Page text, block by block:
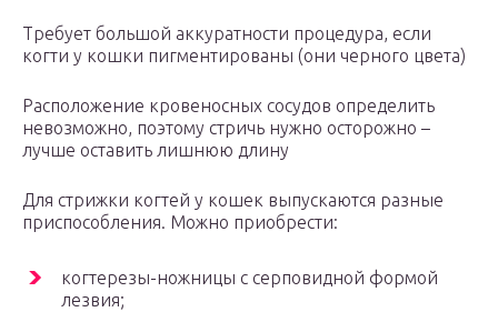
Требует большой аккуратности процедура, если
когти у кошки пигментированы (они черного цвета)
Расположение кровеносных сосудов определить
невозможно, поэтому стричь нужно осторожно –
лучше оставить лишнюю длину
Для стрижки когтей у кошек выпускаются разные
приспособления. Можно приобрести:
когтерезы-ножницы с серповидной формой
лезвия;